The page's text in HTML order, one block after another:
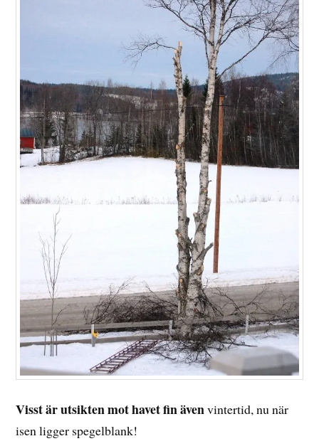
Visst är utsikten mot havet fin ävenvintertid, nu när
isen ligger spegelblank!